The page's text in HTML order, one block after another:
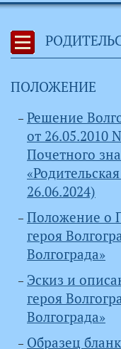
ПОЛОЖЕНИЕ
Решение
от 26.05.2010
Почетного
26.06.2024)
Положение о
героя
Волгограда»
Эскиз и
героя
Волгограда»
Образец